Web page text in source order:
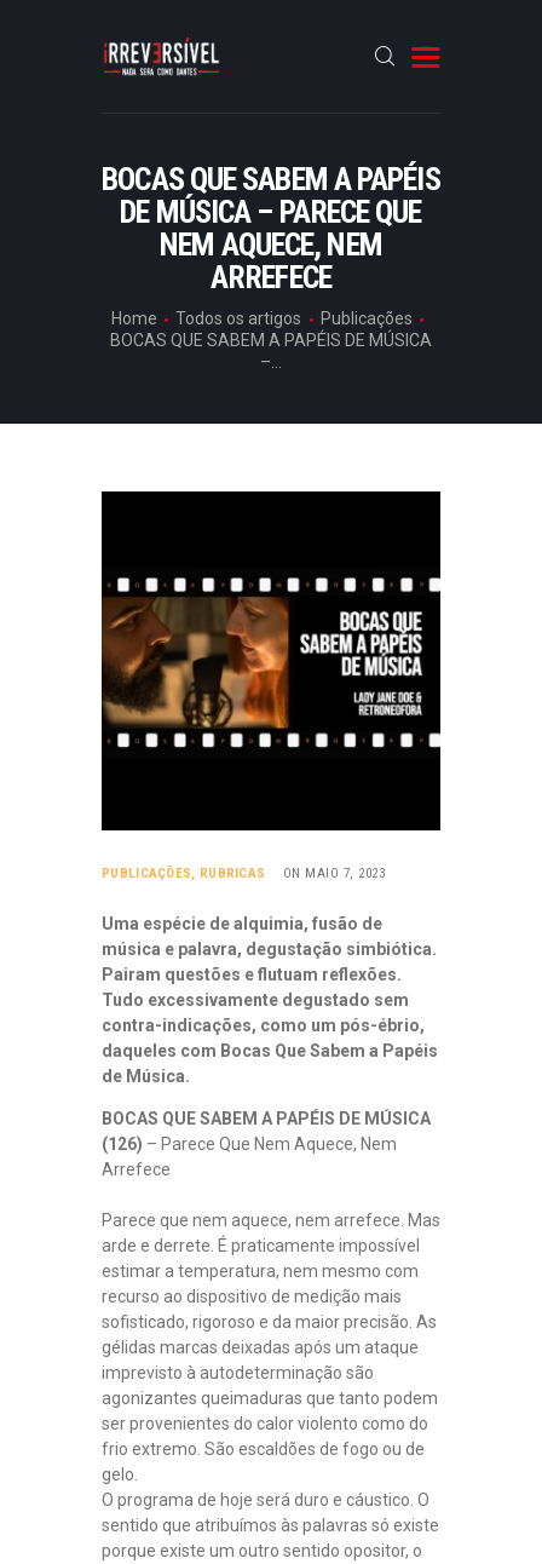
BOCAS QUE SABEM A PAPÉIS
DE MÚSICA – PARECE QUE
NEM AQUECE, NEM
ARREFECE
Home Todos os artigos
Publicações
BOCAS QUE SABEM A PAPÉIS DE MÚSICA
–...
HOME
CRÓNICAS
ENTREVISTAS
ARTIGOS
PUBLICAÇÕES, RUBRICAS ON MAIO 7, 2023
Uma espécie de alquimia, fusão de
música e palavra, degustação simbiótica.
Pairam questões e flutuam reflexões.
Tudo excessivamente degustado sem
contra-indicações, como um pós-ébrio,
daqueles com Bocas Que Sabem a Papéis
de Música.
BOCAS QUE SABEM A PAPÉIS DE MÚSICA
(126) – Parece Que Nem Aquece, Nem
Arrefece
Parece que nem aquece, nem arrefece. Mas
arde e derrete. É praticamente impossível
estimar a temperatura, nem mesmo com
recurso ao dispositivo de medição mais
sofisticado, rigoroso e da maior precisão. As
gélidas marcas deixadas após um ataque
imprevisto à autodeterminação são
agonizantes queimaduras que tanto podem
ser provenientes do calor violento como do
frio extremo. São escaldões de fogo ou de
gelo.
O programa de hoje será duro e cáustico. O
sentido que atribuímos às palavras só existe
porque existe um outro sentido opositor, o